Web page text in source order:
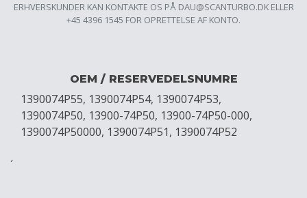
ERHVERSKUNDER KAN KONTAKTE OS PÅ DAU@SCANTURBO.DKELLER
+45 4396 1545 FOR OPRETTELSE AF KONTO.
OEM / RESERVEDELSNUMRE
1390074P55, 1390074P54, 1390074P53,
1390074P50, 13900-74P50, 13900-74P50-000,
1390074P50000, 1390074P51, 1390074P52
´